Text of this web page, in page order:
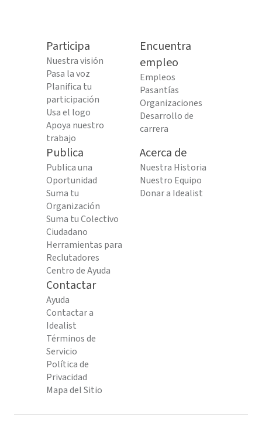
Participa
Nuestra visión
Pasa la voz
Planifica tu
participación
Usa el logo
Apoya nuestro
trabajo
Encuentra
empleo
Empleos
Pasantías
Organizaciones
Desarrollo de
carrera
Publica
Publica una
Oportunidad
Suma tu
Organización
Suma tu Colectivo
Ciudadano
Herramientas para
Reclutadores
Centro de Ayuda
Acerca de
Nuestra Historia
Nuestro Equipo
Donar a Idealist
Contactar
Ayuda
Contactar a
Idealist
Términos de
Servicio
Política de
Privacidad
Mapa del Sitio